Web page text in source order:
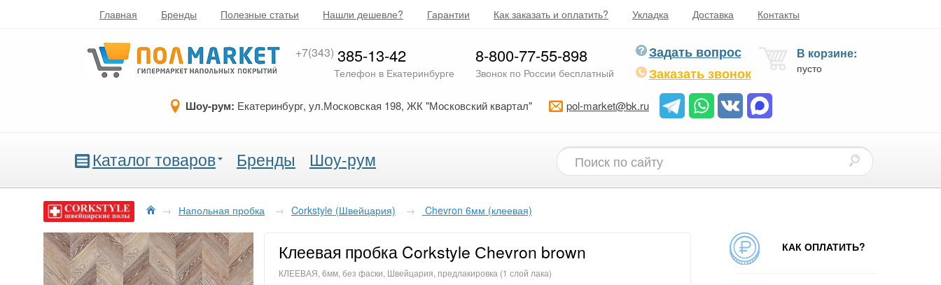
Главная Бренды Полезные статьи Нашли дешевле? Гарантии Как заказать и оплатить? Укладка Доставка Контакты
+7(343) 385-13-42
Телефон в Екатеринбурге
8-800-77-55-898
Звонок по России бесплатный
Задать вопрос
Заказать звонок
В корзине:
пусто
Шоу-рум: Екатеринбург, ул.Московская 198, ЖК "Московский квартал" pol-market@bk.ru
Каталог товаров Бренды Шоу-рум
→ Напольная пробка → Corkstyle (Швейцария) → Chevron 6мм (клеевая)
Клеевая пробка Corkstyle Сhevron brown
КЛЕЕВАЯ, 6мм, без фаски, Швейцария, предлакировка (1 слой лака)
КАК ОПЛАТИТЬ?